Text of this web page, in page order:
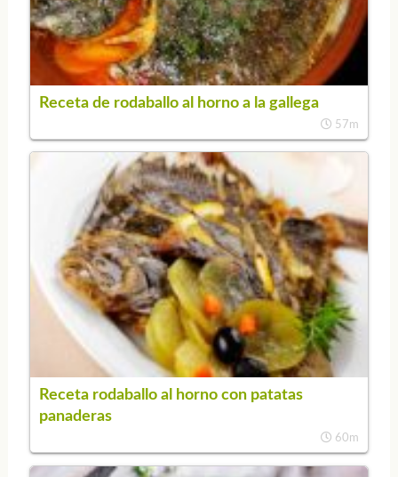
Receta de rodaballo al horno a la gallega
57m
Receta rodaballo al horno con patatas
panaderas
60m